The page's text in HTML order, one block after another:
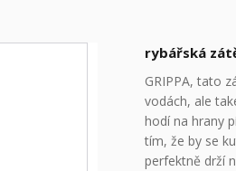
rybářská
GRIPPA, tato
vodách, ale
hodí na hrany
tím, že by se
perfektně drží